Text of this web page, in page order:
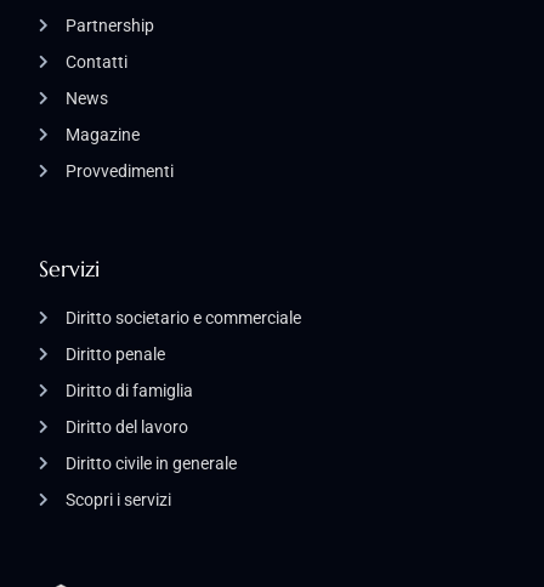
Servizi
Diritto societario e commerciale
Diritto penale
Diritto di famiglia
Diritto del lavoro
Diritto civile in generale
Scopri i servizi
Partnership
Contatti
News
Magazine
Provvedimenti